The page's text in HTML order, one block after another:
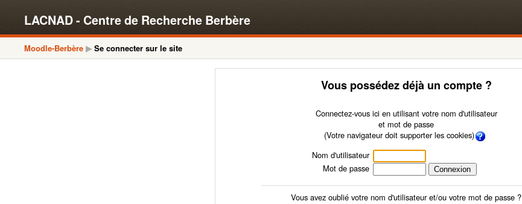
LACNAD - Centre de Recherche Berbère
Moodle-Berbère ▶Se connecter sur le site
Vous possédez déjà un compte ?
Connectez-vous ici en utilisant votre nom d'utilisateur
et mot de passe
(Votre navigateur doit supporter les cookies)
Nom d'utilisateur
Mot de passe
Vous avez oublié votre nom d'utilisateur et/ou votre mot de passe ?